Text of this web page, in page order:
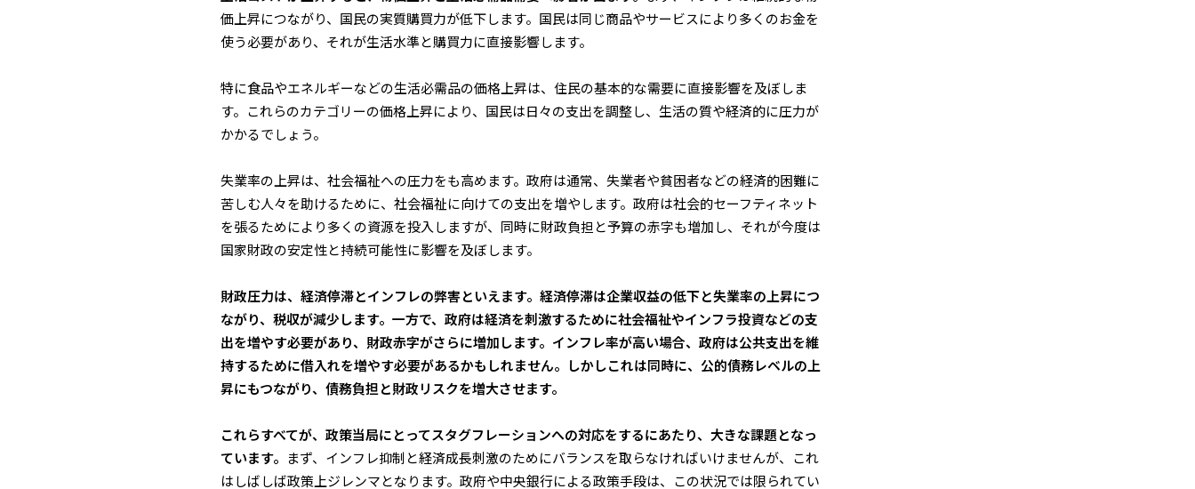
価上昇につながり、国民の実質購買力が低下します。国民は同じ商品やサービスにより多くのお金を
使う必要があり、それが生活水準と購買力に直接影響します。
特に食品やエネルギーなどの生活必需品の価格上昇は、住民の基本的な需要に直接影響を及ぼしま
す。これらのカテゴリーの価格上昇により、国民は日々の支出を調整し、生活の質や経済的に圧力が
かかるでしょう。
失業率の上昇は、社会福祉への圧力をも高めます。政府は通常、失業者や貧困者などの経済的困難に
苦しむ人々を助けるために、社会福祉に向けての支出を増やします。政府は社会的セーフティネット
を張るためにより多くの資源を投入しますが、同時に財政負担と予算の赤字も増加し、それが今度は
国家財政の安定性と持続可能性に影響を及ぼします。
財政圧力は、経済停滞とインフレの弊害といえます。経済停滞は企業収益の低下と失業率の上昇につ
ながり、税収が減少します。一方で、政府は経済を刺激するために社会福祉やインフラ投資などの支
出を増やす必要があり、財政赤字がさらに増加します。インフレ率が高い場合、政府は公共支出を維
持するために借入れを増やす必要があるかもしれません。しかしこれは同時に、公的債務レベルの上
昇にもつながり、債務負担と財政リスクを増大させます。
これらすべてが、政策当局にとってスタグフレーションへの対応をするにあたり、大きな課題となっ
ています。
まず、インフレ抑制と経済成長刺激のためにバランスを取らなければいけませんが、これ
はしばしば政策上ジレンマとなります。政府や中央銀行による政策手段は、この状況では限られてい